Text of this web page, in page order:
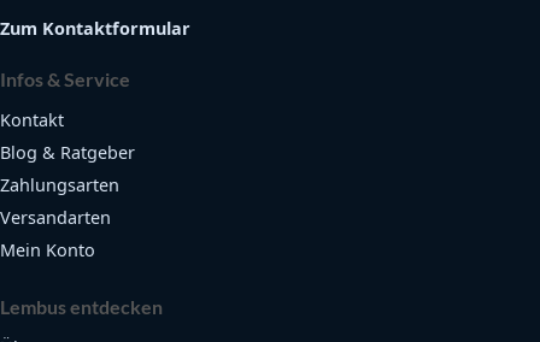
Zum Kontaktformular
Infos & Service
Kontakt
Blog & Ratgeber
Zahlungsarten
Versandarten
Mein Konto
Lembus entdecken